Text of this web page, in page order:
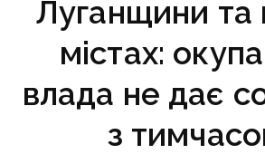
Луганщини та
містах:
влада не дає
з